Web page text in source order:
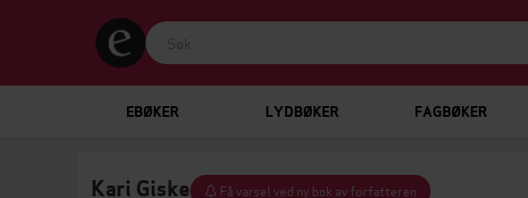
EBØKER LYDBØKER FAGBØKER
Kari Giske Få varsel ved ny bok av forfatteren